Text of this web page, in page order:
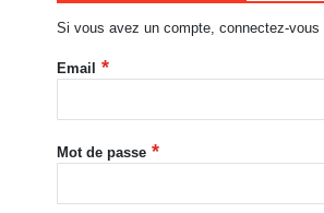
Si vous avez un compte, connectez-
Email
Mot de passe